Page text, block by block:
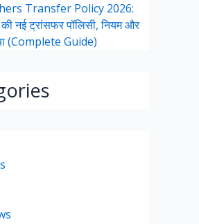
Transfer Policy 2026:
की नई ट्रांसफर पॉलिसी, नियम और
(Complete Guide)